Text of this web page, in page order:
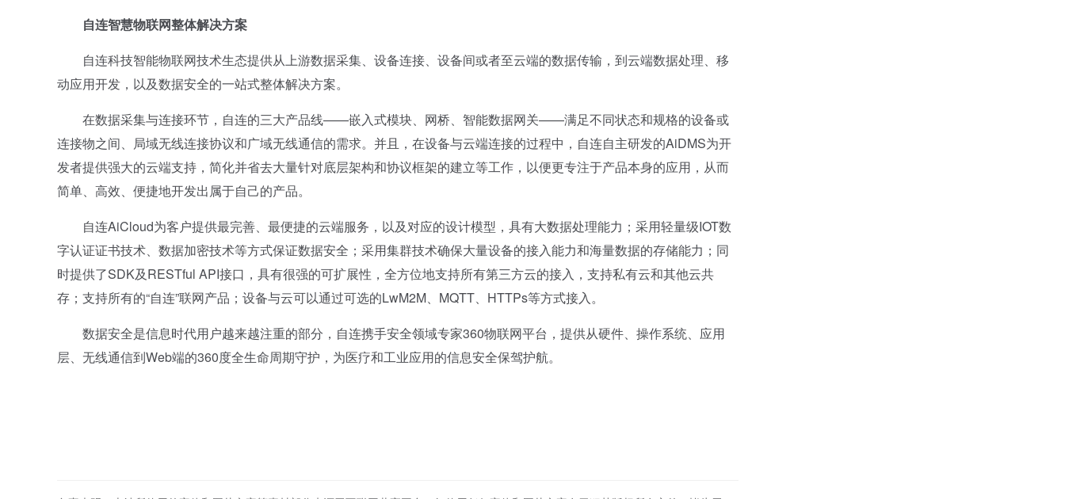
自连智慧物联网整体解决方案
自连科技智能物联网技术生态提供从上游数据采集、设备连接、设备间或者至云端的数据传输，到云端数据处理、移
动应用开发，以及数据安全的一站式整体解决方案。
在数据采集与连接环节，自连的三大产品线——嵌入式模块、网桥、智能数据网关——满足不同状态和规格的设备或
连接物之间、局域无线连接协议和广域无线通信的需求。并且，在设备与云端连接的过程中，自连自主研发的AiDMS为开
发者提供强大的云端支持，简化并省去大量针对底层架构和协议框架的建立等工作，以便更专注于产品本身的应用，从而
简单、高效、便捷地开发出属于自己的产品。
自连AiCloud为客户提供最完善、最便捷的云端服务，以及对应的设计模型，具有大数据处理能力；采用轻量级IOT数
字认证证书技术、数据加密技术等方式保证数据安全；采用集群技术确保大量设备的接入能力和海量数据的存储能力；同
时提供了SDK及RESTful API接口，具有很强的可扩展性，全方位地支持所有第三方云的接入，支持私有云和其他云共
存；支持所有的“自连”联网产品；设备与云可以通过可选的LwM2M、MQTT、HTTPs等方式接入。
数据安全是信息时代用户越来越注重的部分，自连携手安全领域专家360物联网平台，提供从硬件、操作系统、应用
层、无线通信到Web端的360度全生命周期守护，为医疗和工业应用的信息安全保驾护航。